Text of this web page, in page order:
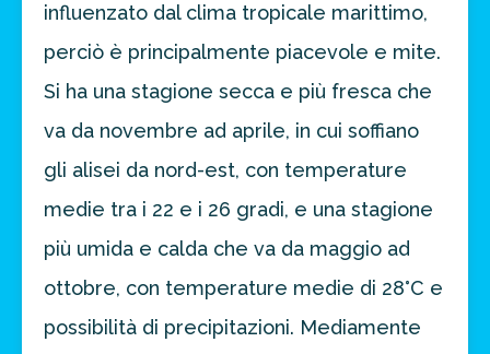
influenzato dal clima tropicale marittimo,
perciò è principalmente piacevole e mite.
Si ha una stagione secca e più fresca che
va da novembre ad aprile, in cui soffiano
gli alisei da nord-est, con temperature
medie tra i 22 e i 26 gradi, e una stagione
più umida e calda che va da maggio ad
ottobre, con temperature medie di 28°C e
possibilità di precipitazioni. Mediamente